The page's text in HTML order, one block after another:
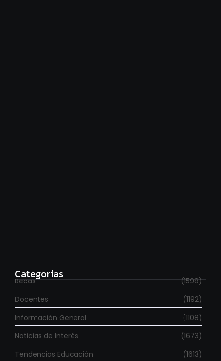
Categorías
Becas
(1598)
Docentes
(1192)
Información General
(1108)
Noticias de Interés
(1673)
Tendencias Educación
(1613)